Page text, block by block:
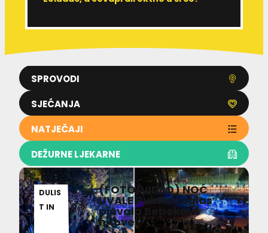
SPROVODI
SJEĆANJA
NATJEČAJI
DEŽURNE LJEKARNE
DULIS
T IN
07.08.2
026
(FOTO/VIDEO) NOĆ
UVALE Publika uglas
pjevala Bebekove
hitove